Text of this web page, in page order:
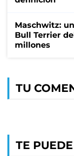
Maschwitz:
Bull Terrier
millones
TU
TE